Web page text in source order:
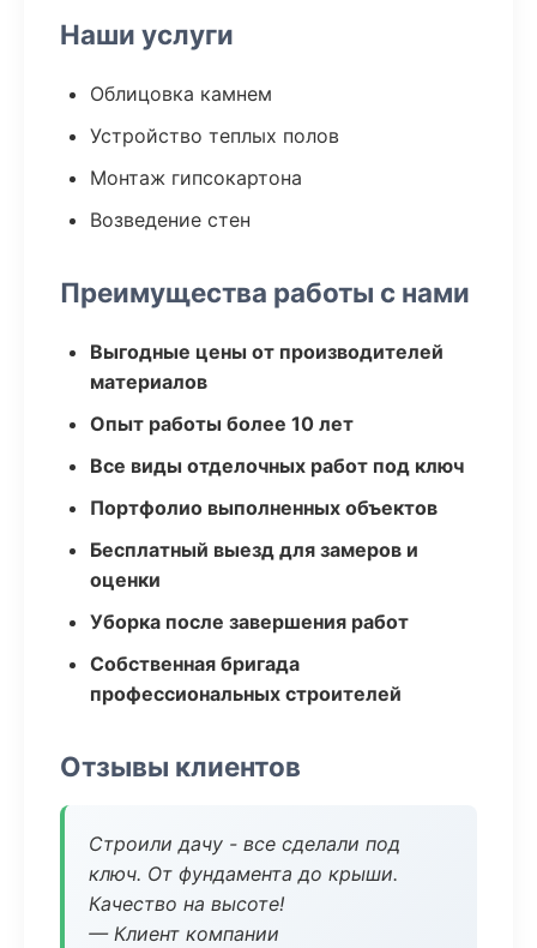
Наши услуги
Облицовка камнем
Устройство теплых полов
Монтаж гипсокартона
Возведение стен
Преимущества работы с нами
Выгодные цены от производителей
материалов
Опыт работы более 10 лет
Все виды отделочных работ под ключ
Портфолио выполненных объектов
Бесплатный выезд для замеров и
оценки
Уборка после завершения работ
Собственная бригада
профессиональных строителей
Отзывы клиентов
Строили дачу - все сделали под
ключ. От фундамента до крыши.
Качество на высоте!
— Клиент компании